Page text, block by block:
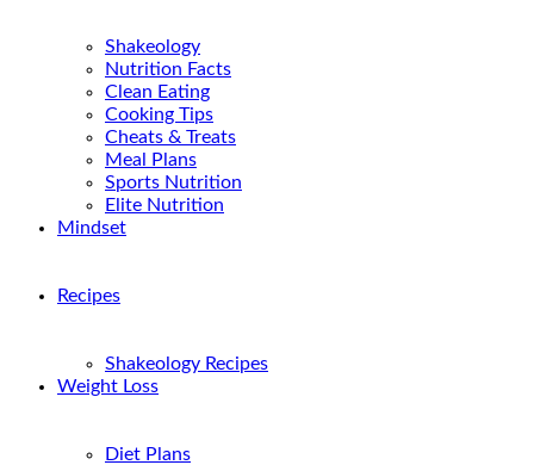
Shakeology
Nutrition Facts
Clean Eating
Cooking Tips
Cheats & Treats
Meal Plans
Sports Nutrition
Elite Nutrition
Mindset
Recipes
Shakeology Recipes
Weight Loss
Diet Plans